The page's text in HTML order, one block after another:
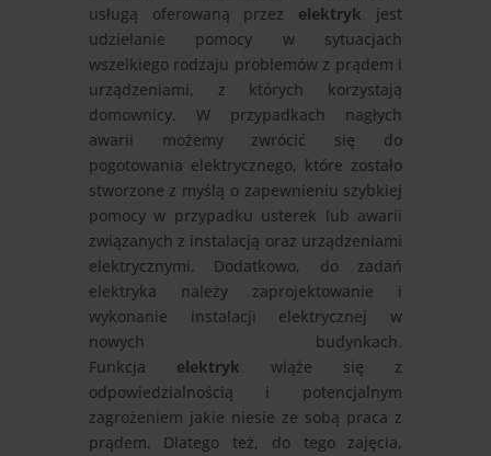
usługą oferowaną przez elektryk jest
udzielanie pomocy w sytuacjach
wszelkiego rodzaju problemów z prądem i
urządzeniami, z których korzystają
domownicy. W przypadkach nagłych
awarii możemy zwrócić się do
pogotowania elektrycznego, które zostało
stworzone z myślą o zapewnieniu szybkiej
pomocy w przypadku usterek lub awarii
związanych z instalacją oraz urządzeniami
elektrycznymi. Dodatkowo, do zadań
elektryka należy zaprojektowanie i
wykonanie instalacji elektrycznej w
nowych budynkach.
Funkcja elektrykwiąże się z
odpowiedzialnością i potencjalnym
zagrożeniem jakie niesie ze sobą praca z
prądem. Dlatego też, do tego zajęcia,